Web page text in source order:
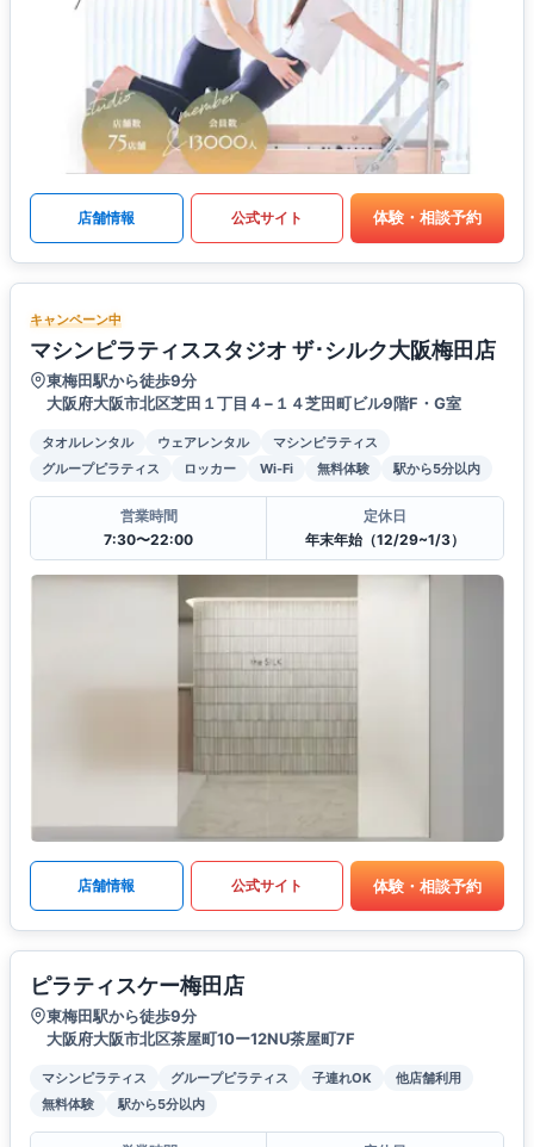
店舗情報 公式サイト 体験・相談予約
キャンペーン中
マシンピラティススタジオ ザ･シルク大阪梅田店
東梅田駅から徒歩9分
大阪府大阪市北区芝田１丁目４−１４芝田町ビル9階F・G室
タオルレンタル ウェアレンタル
マシンピラティス
グループピラティス
ロッカー Wi-Fi 無料体験 駅から5分以内
営業時間
7:30〜22:00
定休日
年末年始（12/29~1/3）
店舗情報 公式サイト 体験・相談予約
ピラティスケー梅田店
東梅田駅から徒歩9分
大阪府大阪市北区茶屋町10ー12NU茶屋町7F
マシンピラティス グループピラティス 子連れOK
他店舗利用
無料体験
駅から5分以内